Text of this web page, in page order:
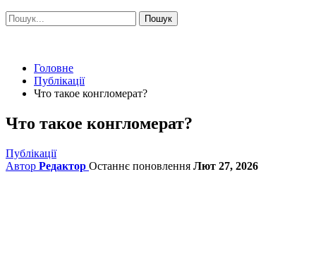
Головне
Публікації
Что такое конгломерат?
Что такое конгломерат?
Публікації
Автор Редактор Останнє поновлення Лют 27, 2026